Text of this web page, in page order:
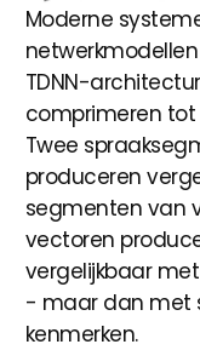
Moderne
TDNN-
comprimeren
Twee
produceren
segmenten van
vectoren
vergelijkbaar
- maar dan met
kenmerken.